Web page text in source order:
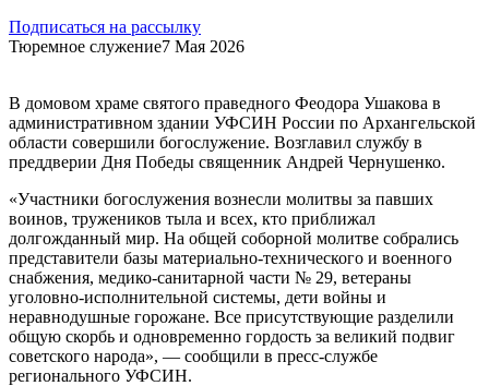
Подписаться на рассылку
Тюремное служение7 Мая 2026
В домовом храме святого праведного Феодора Ушакова в
административном здании УФСИН России по Архангельской
области совершили богослужение. Возглавил службу в
преддверии Дня Победы священник Андрей Чернушенко.
«Участники богослужения вознесли молитвы за павших
воинов, тружеников тыла и всех, кто приближал
долгожданный мир. На общей соборной молитве собрались
представители базы материально-технического и военного
снабжения, медико-санитарной части № 29, ветераны
уголовно-исполнительной системы, дети войны и
неравнодушные горожане. Все присутствующие разделили
общую скорбь и одновременно гордость за великий подвиг
советского народа», — сообщили в пресс-службе
регионального УФСИН.